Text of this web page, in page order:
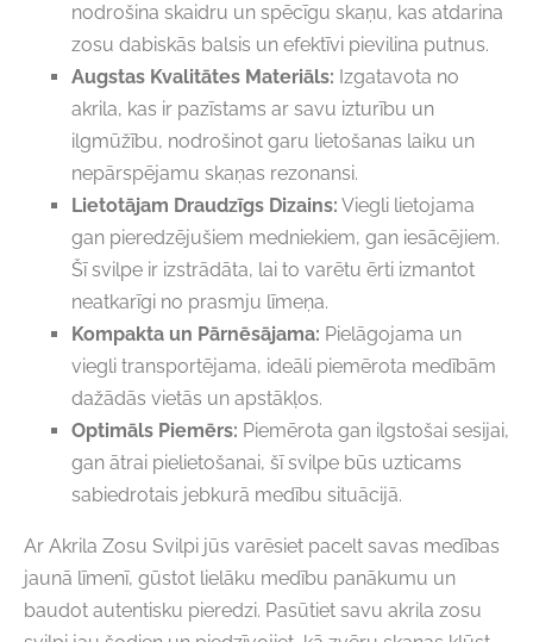
nodrošina skaidru un spēcīgu skaņu, kas atdarina
zosu dabiskās balsis un efektīvi pievilina putnus.
Augstas Kvalitātes Materiāls: Izgatavota no
akrila, kas ir pazīstams ar savu izturību un
ilgmūžību, nodrošinot garu lietošanas laiku un
nepārspējamu skaņas rezonansi.
Lietotājam Draudzīgs Dizains: Viegli lietojama
gan pieredzējušiem medniekiem, gan iesācējiem.
Šī svilpe ir izstrādāta, lai to varētu ērti izmantot
neatkarīgi no prasmju līmeņa.
Kompakta un Pārnēsājama: Pielāgojama un
viegli transportējama, ideāli piemērota medībām
dažādās vietās un apstākļos.
Optimāls Piemērs: Piemērota gan ilgstošai sesijai,
gan ātrai pielietošanai, šī svilpe būs uzticams
sabiedrotais jebkurā medību situācijā.
Ar Akrila Zosu Svilpi jūs varēsiet pacelt savas medības
jaunā līmenī, gūstot lielāku medību panākumu un
baudot autentisku pieredzi. Pasūtiet savu akrila zosu